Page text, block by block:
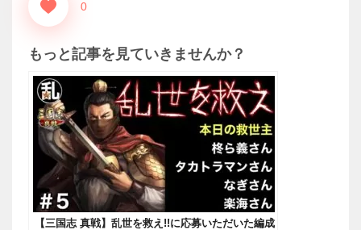
0
もっと記事を見ていきませんか？
【三国志 真戦】乱世を救え!!に応募いただいた編成